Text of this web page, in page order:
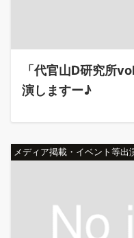
「代官山D研究所
演しますー♪
メディア掲載・イベント等出